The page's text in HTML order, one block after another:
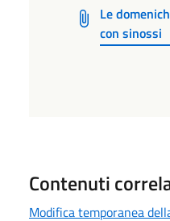
Le
con sinossi
Contenuti
Modifica temporanea